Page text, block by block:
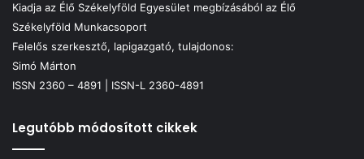
Kiadja az Élő Székelyföld Egyesület megbízásából az Élő
Székelyföld Munkacsoport
Felelős szerkesztő, lapigazgató, tulajdonos:
Simó Márton
ISSN 2360 – 4891 | ISSN-L 2360-4891
Legutóbb módosított cikkek